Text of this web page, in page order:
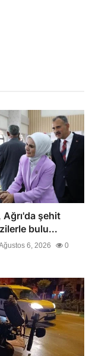
şehit
bulu...
6, 2026 0